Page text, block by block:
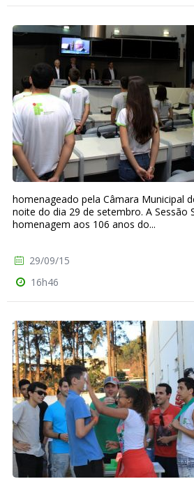
homenageado pela Câmara Municipal
noite do dia 29 de setembro. A Sessão
homenagem aos 106 anos do...
29/09/15
16h46